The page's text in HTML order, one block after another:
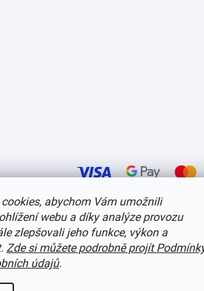
abychom Vám umožnili
webu a díky analýze provozu
zlepšovali jeho funkce, výkon a
Zde si můžete podrobně projít
údajů.
cookies